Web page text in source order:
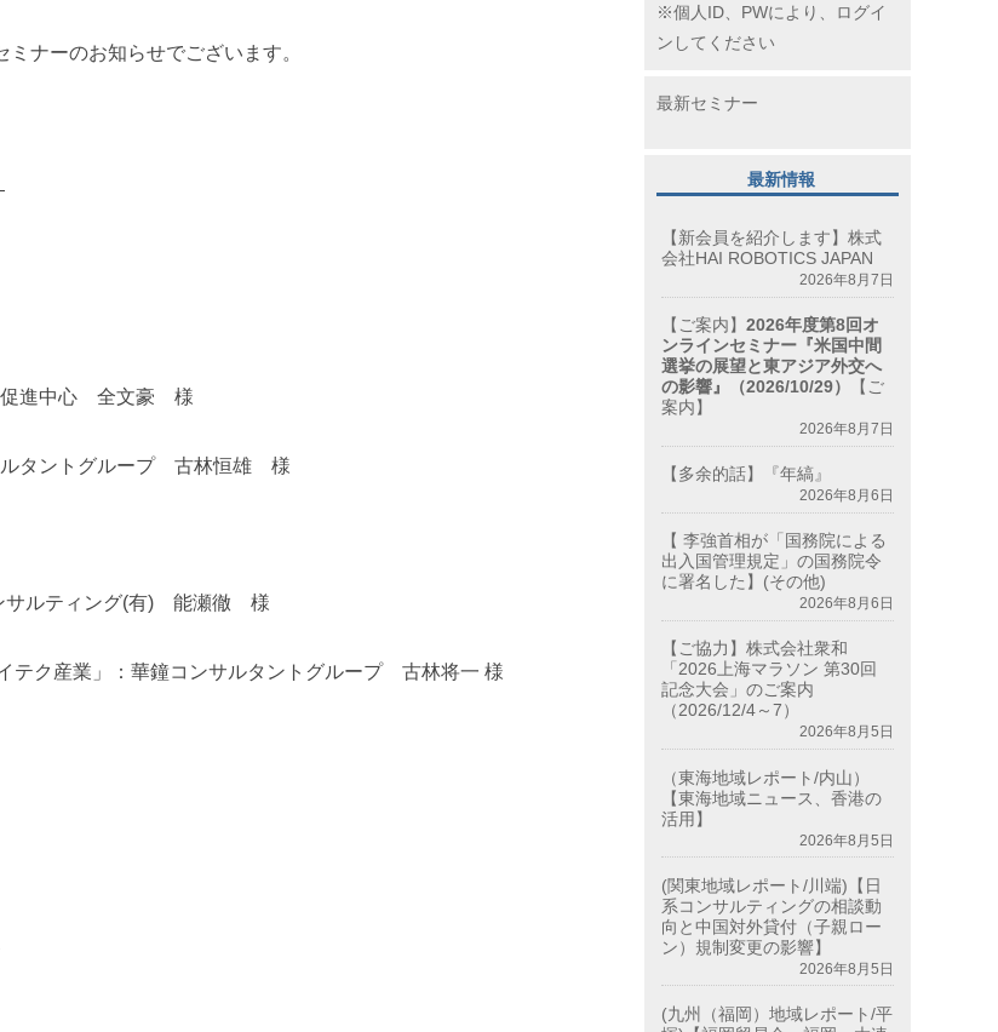
ナーのお知らせでございます。
促進中心 全文豪 様
ルタントグループ 古林恒雄 様
サルティング(有) 能瀬徹 様
テク産業」：華鐘コンサルタントグループ 古林将一 様
※個人ID、PWにより、ログイ
ンしてください
最新セミナー
最新情報
【新会員を紹介します】株式
会社HAI ROBOTICS JAPAN
2026年8月7日
【ご案内】2026年度第8回オ
ンラインセミナー『米国中間
選挙の展望と東アジア外交へ
の影響』（2026/10/29）
【ご
案内】
2026年8月7日
【多余的話】『年縞』
2026年8月6日
【 李強首相が「国務院による
出入国管理規定」の国務院令
に署名した】(その他)
2026年8月6日
【ご協力】株式会社衆和
「2026上海マラソン 第30回
記念大会」のご案内
（2026/12/4～7）
2026年8月5日
（東海地域レポート/内山）
【東海地域ニュース、香港の
活用】
2026年8月5日
(関東地域レポート/川端)【日
系コンサルティングの相談動
向と中国対外貸付（子親ロー
ン）規制変更の影響】
2026年8月5日
(九州（福岡）地域レポート/平